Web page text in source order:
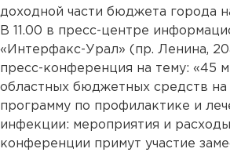
доходной части бюджета города
В 11.00 в пресс-центре
«Интерфакс-Урал» (пр. Ленина,
пресс-конференция на тему: «45
областных бюджетных средств
программу по профилактике и
инфекции: мероприятия и
конференции примут участие